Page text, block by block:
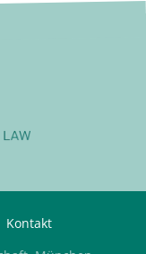
Kontakt